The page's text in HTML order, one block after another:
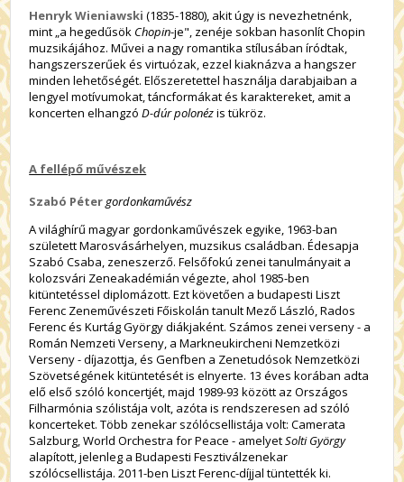
Henryk Wieniawski (1835-1880), akit úgy is nevezhetnénk,
mint „a hegedűsök Chopin-je", zenéje sokban hasonlít Chopin
muzsikájához. Művei a nagy romantika stílusában íródtak,
hangszerszerűek és virtuózak, ezzel kiaknázva a hangszer
minden lehetőségét. Előszeretettel használja darabjaiban a
lengyel motívumokat, táncformákat és karaktereket, amit a
koncerten elhangzóD-dúr polonézis tükröz.
A fellépő művészek
Szabó Pétergordonkaművész
A világhírű magyar gordonkaművészek egyike, 1963-ban
született Marosvásárhelyen, muzsikus családban. Édesapja
Szabó Csaba, zeneszerző. Felsőfokú zenei tanulmányait a
kolozsvári Zeneakadémián végezte, ahol 1985-ben
kitüntetéssel diplomázott. Ezt követően a budapesti Liszt
Ferenc Zeneművészeti Főiskolán tanult Mező László, Rados
Ferenc és Kurtág György diákjaként. Számos zenei verseny - a
Román Nemzeti Verseny, a Markneukircheni Nemzetközi
Verseny - díjazottja, és Genfben a Zenetudósok Nemzetközi
Szövetségének kitüntetését is elnyerte. 13 éves korában adta
elő első szóló koncertjét, majd 1989-93 között az Országos
Filharmónia szólistája volt, azóta is rendszeresen ad szóló
koncerteket. Több zenekar szólócsellistája volt: Camerata
Salzburg, World Orchestra for Peace - amelyetSolti György
alapított, jelenleg a Budapesti Fesztiválzenekar
szólócsellistája. 2011-ben Liszt Ferenc-díjjal tüntették ki.